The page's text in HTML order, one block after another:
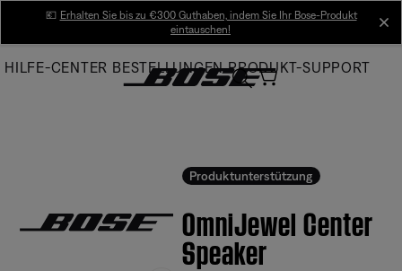
Main
💶 Erhalten Sie bis zu €300 Guthaben, indem Sie Ihr Bose-Produkt
eintauschen!
HILFE-CENTER BESTELLUNGEN PRODUKT-SUPPORT
Produktunterstützung
OmniJewel Center
Speaker